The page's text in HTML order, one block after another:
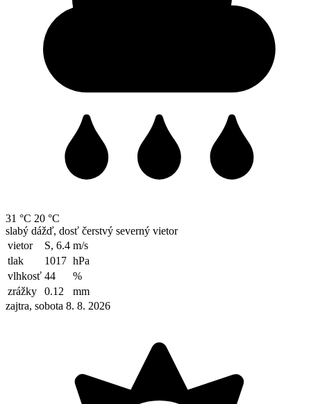
31 °C 20 °C
slabý dážď, dosť čerstvý severný vietor
vietor
S, 6.4 m/s
tlak
1017 hPa
vlhkosť 44
%
zrážky
0.12
mm
zajtra, sobota 8. 8. 2026